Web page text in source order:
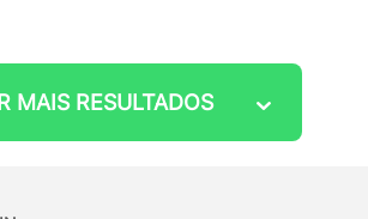
MAIS RESULTADOS